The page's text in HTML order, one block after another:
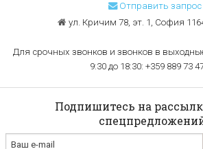
Отправить запрос
ул. Кричим 78, эт. 1, София
Для срочных звонков и звонков в
9:30 до 18:30: +359 889 73
Подпишитесь на